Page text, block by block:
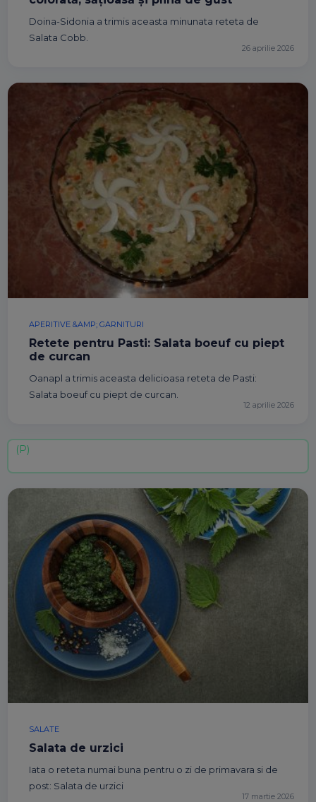
Doina-Sidonia a trimis aceasta minunata reteta de
Salata Cobb.
26 aprilie 2026
APERITIVE &AMP; GARNITURI
Retete pentru Pasti: Salata boeuf cu piept
de curcan
Oanapl a trimis aceasta delicioasa reteta de Pasti:
Salata boeuf cu piept de curcan.
12 aprilie 2026
SALATE
Salata de urzici
Iata o reteta numai buna pentru o zi de primavara si de
post: Salata de urzici
17 martie 2026